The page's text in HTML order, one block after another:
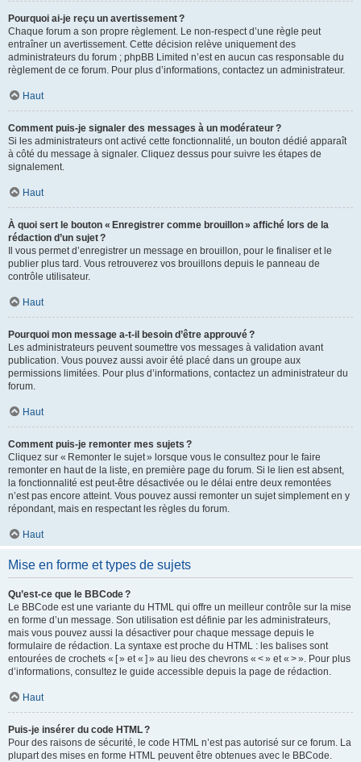
Pourquoi ai-je reçu un avertissement ?
Chaque forum a son propre règlement. Le non-respect d’une règle peut
entraîner un avertissement. Cette décision relève uniquement des
administrateurs du forum ; phpBB Limited n’est en aucun cas responsable du
règlement de ce forum. Pour plus d’informations, contactez un administrateur.
Haut
Comment puis-je signaler des messages à un modérateur ?
Si les administrateurs ont activé cette fonctionnalité, un bouton dédié apparaît
à côté du message à signaler. Cliquez dessus pour suivre les étapes de
signalement.
Haut
À quoi sert le bouton « Enregistrer comme brouillon » affiché lors de la
rédaction d’un sujet ?
Il vous permet d’enregistrer un message en brouillon, pour le finaliser et le
publier plus tard. Vous retrouverez vos brouillons depuis le panneau de
contrôle utilisateur.
Haut
Pourquoi mon message a-t-il besoin d’être approuvé ?
Les administrateurs peuvent soumettre vos messages à validation avant
publication. Vous pouvez aussi avoir été placé dans un groupe aux
permissions limitées. Pour plus d’informations, contactez un administrateur du
forum.
Haut
Comment puis-je remonter mes sujets ?
Cliquez sur « Remonter le sujet » lorsque vous le consultez pour le faire
remonter en haut de la liste, en première page du forum. Si le lien est absent,
la fonctionnalité est peut-être désactivée ou le délai entre deux remontées
n’est pas encore atteint. Vous pouvez aussi remonter un sujet simplement en y
répondant, mais en respectant les règles du forum.
Haut
Mise en forme et types de sujets
Qu’est-ce que le BBCode ?
Le BBCode est une variante du HTML qui offre un meilleur contrôle sur la mise
en forme d’un message. Son utilisation est définie par les administrateurs,
mais vous pouvez aussi la désactiver pour chaque message depuis le
formulaire de rédaction. La syntaxe est proche du HTML : les balises sont
entourées de crochets « [ » et « ] » au lieu des chevrons « < » et « > ». Pour plus
d’informations, consultez le guide accessible depuis la page de rédaction.
Haut
Puis-je insérer du code HTML ?
Pour des raisons de sécurité, le code HTML n’est pas autorisé sur ce forum. La
plupart des mises en forme HTML peuvent être obtenues avec le BBCode.